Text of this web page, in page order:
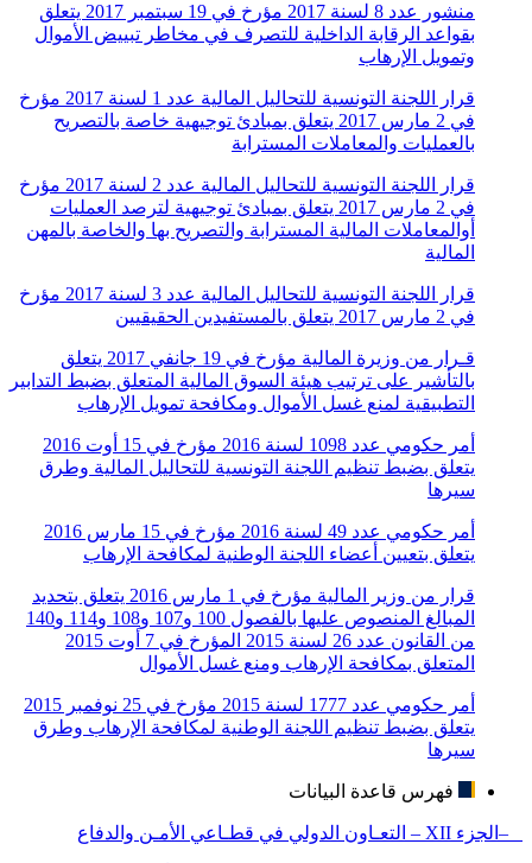
منشور عدد 8 لسنة 2017 مؤرخ في 19 سبتمبر 2017 يتعلق
بقواعد الرقابة الداخلية للتصرف في مخاطر تبييض الأموال
وتمويل الإرهاب
قرار اللجنة التونسية للتحاليل المالية عدد 1 لسنة 2017 مؤرخ
في 2 مارس 2017 يتعلق بمبادئ توجيهية خاصة بالتصريح
بالعمليات والمعاملات المسترابة
قرار اللجنة التونسية للتحاليل المالية عدد 2 لسنة 2017 مؤرخ
في 2 مارس 2017 يتعلق بمبادئ توجيهية لترصد العمليات
أوالمعاملات المالية المسترابة والتصريح بها والخاصة بالمهن
المالية
قرار اللجنة التونسية للتحاليل المالية عدد 3 لسنة 2017 مؤرخ
في 2 مارس 2017 يتعلق بالمستفيدين الحقيقيين
قـرار من وزيرة المالية مؤرخ في 19 جانفي 2017 يتعلق
بالتأشير على ترتيب هيئة السوق المالية المتعلق بضبط التدابير
التطبيقية لمنع غسل الأموال ومكافحة تمويل الإرهاب
أمر حكومي عدد 1098 لسنة 2016 مؤرخ في 15 أوت 2016
يتعلق بضبط تنظيم اللجنة التونسية للتحاليل المالية وطرق
سيرها
أمر حكومي عدد 49 لسنة 2016 مؤرخ في 15 مارس 2016
يتعلق بتعيين أعضاء اللجنة الوطنية لمكافحة الإرهاب
قرار من وزير المالية مؤرخ في 1 مارس 2016 يتعلق بتحديد
المبالغ المنصوص عليها بالفصول 100 و107 و108 و114 و140
من القانون عدد 26 لسنة 2015 المؤرخ في 7 أوت 2015
المتعلق بمكافحة الإرهاب ومنع غسل الأموال
أمر حكومي عدد 1777 لسنة 2015 مؤرخ في 25 نوفمبر 2015
يتعلق بضبط تنظيم اللجنة الوطنية لمكافحة الإرهاب وطرق
سيرها
فهرس قاعدة البيانات
–الجزء XII – التعـاون الدولي في قطـاعي الأمـن والدفاع